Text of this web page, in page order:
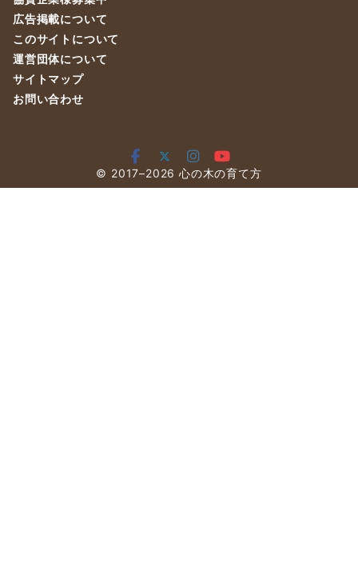
広告掲載について
このサイトについて
運営団体について
サイトマップ
お問い合わせ
© 2017–2026 心の木の育て方